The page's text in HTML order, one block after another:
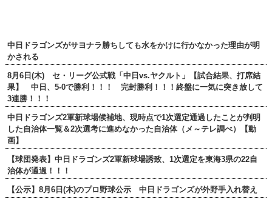
中日ドラゴンズがサヨナラ勝ちしても水をかけに行かなかった理由が明
かされる
8月6日(木) セ・リーグ公式戦「中日vs.ヤクルト」【試合結果、打席結
果】 中日、5-0で勝利！！！ 完封勝利！！！終盤に一気に突き放して
3連勝！！！
中日ドラゴンズ2軍新球場候補地、現時点で1次選定通過したことが判明
した自治体一覧＆2次選考に進めなかった自治体（メ～テレ調べ）【動
画】
【球団発表】中日ドラゴンズ2軍新球場誘致、1次選定を東海3県の22自
治体が通過！！！
【公示】8月6日(木)のプロ野球公示 中日ドラゴンズが外野手入れ替え